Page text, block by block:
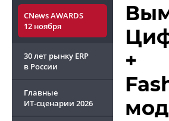
CNews AWARDS
12 ноября
30 лет рынку ERP
в России
Главные
ИТ-сценарии 2026
+